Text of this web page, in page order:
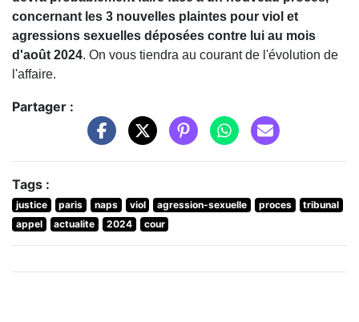
concernant les 3 nouvelles plaintes pour viol et
agressions sexuelles déposées contre lui au mois
d'août 2024. On vous tiendra au courant de l'évolution de
l'affaire.
Partager :
Tags :
justice paris naps viol agression-sexuelle proces
tribunal
appel
actualite 2024 cour